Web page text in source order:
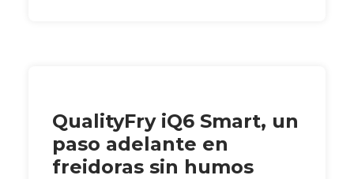
QualityFry iQ6 Smart, un
paso adelante en
freidoras sin humos